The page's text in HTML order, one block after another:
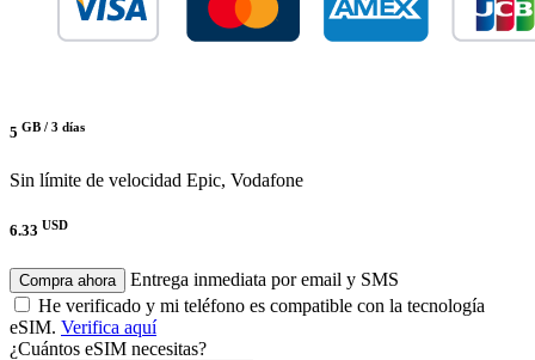
5 GB / 3 días
Sin límite de velocidad Epic, Vodafone
6.33 USD
Compra ahora
Entrega inmediata por email y SMS
He verificado y mi teléfono es compatible con la tecnología
eSIM. Verifica aquí
¿Cuántos eSIM necesitas?